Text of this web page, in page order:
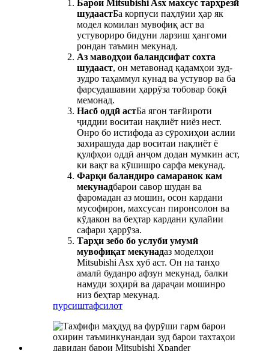
Барои Mitsubishi Asx махсус тарҳрезӣ
шудаастБа корпуси паҳлӯии ҳар як
модел комилан мувофиқ аст ва
устувориро бидуни ларзиш ҳангоми
рондан таъмин мекунад.
Аз маводҳои баландсифат сохта
шудааст, он метавонад қадамҳои зуд-
зудро таҳаммул кунад ва устувор ва ба
фарсудашавии ҳаррӯза тобовар боқӣ
мемонад.
Насб оддӣ астБа ягон тағйироти
ҷиддии воситаи нақлиёт ниёз нест.
Онро бо истифода аз сӯрохиҳои аслии
захирашуда дар воситаи нақлиёт ё
қулфҳои оддӣ анҷом додан мумкин аст,
ки вақт ва кӯшишро сарфа мекунад.
Фарқи баландиро самаранок кам
мекунадбарои савор шудан ва
фаромадан аз мошин, осон кардани
мусофирон, махсусан пиронсолон ва
кӯдакон ва беҳтар кардани қулайии
сафари ҳаррӯза.
Тарҳи зебо бо услуби умумӣ
мувофиқат мекунадаз моделҳои
Mitsubishi Asx хуб аст. Он на танҳо
амалӣ буданро афзун мекунад, балки
намуди зоҳирӣ ва дараҷаи мошинро
низ беҳтар мекунад.
пурсиштафсилот